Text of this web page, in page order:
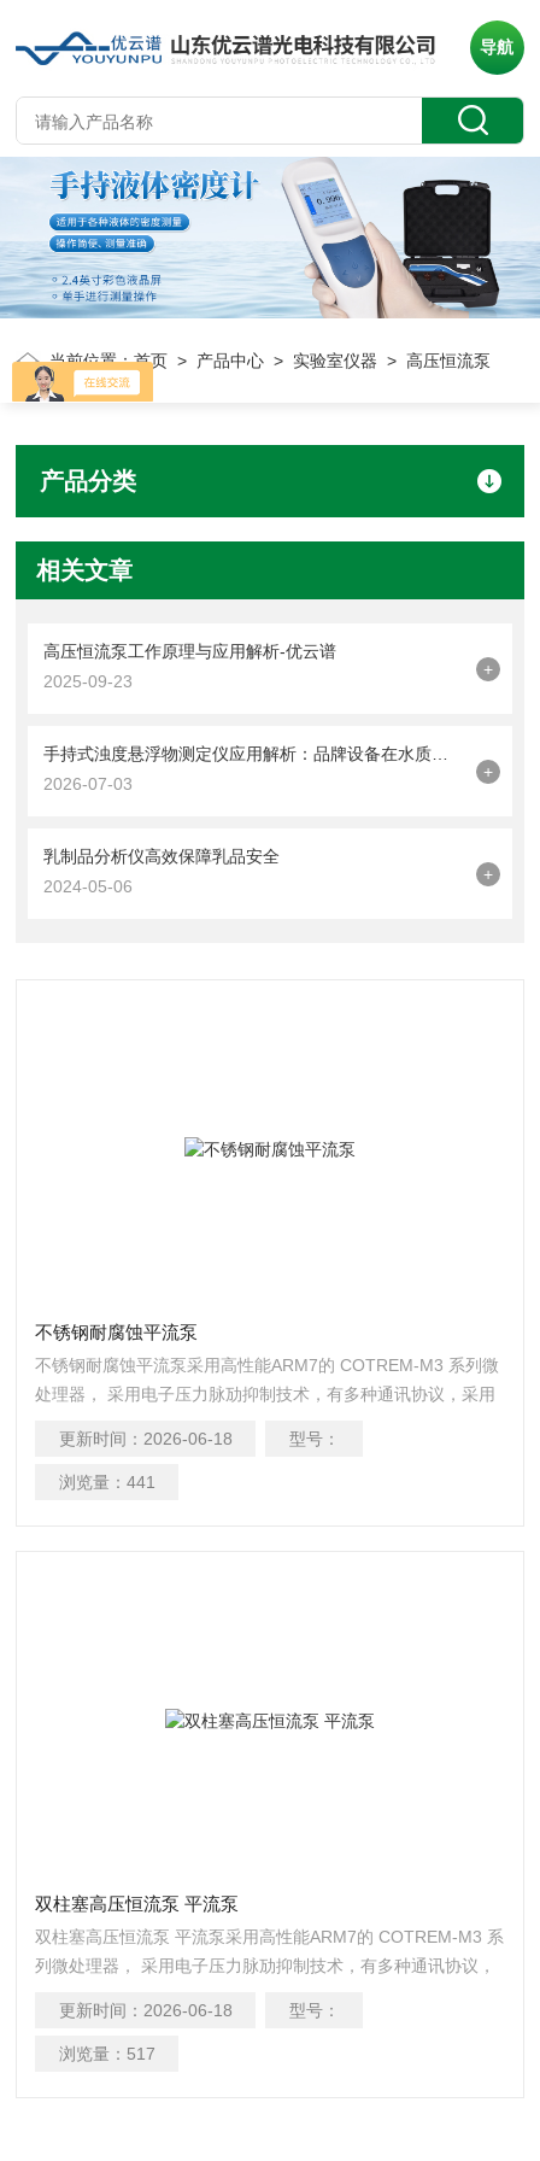
导航
当前位置：首页 > 产品中心 > 实验室仪器 > 高压恒流泵
产品分类
相关文章
高压恒流泵工作原理与应用解析-优云谱
2025-09-23
+
手持式浊度悬浮物测定仪应用解析：品牌设备在水质管理中的场景化实践
2026-07-03
+
乳制品分析仪高效保障乳品安全
2024-05-06
+
不锈钢耐腐蚀平流泵
不锈钢耐腐蚀平流泵采用高性能ARM7的 COTREM-M3 系列微
处理器， 采用电子压力脉劢抑制技术，有多种通讯协议，采用
更新时间： 2026-06-18 型号：
浏览量： 441
双柱塞高压恒流泵 平流泵
双柱塞高压恒流泵 平流泵采用高性能ARM7的 COTREM-M3 系
列微处理器， 采用电子压力脉劢抑制技术，有多种通讯协议，
更新时间： 2026-06-18 型号：
浏览量： 517